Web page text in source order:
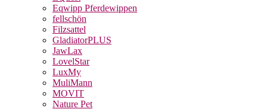
Eqwipp Pferdewippen
fellschön
Filzsattel
GladiatorPLUS
JawLax
LovelStar
LuxMy
MuliMann
MOVIT
Nature Pet